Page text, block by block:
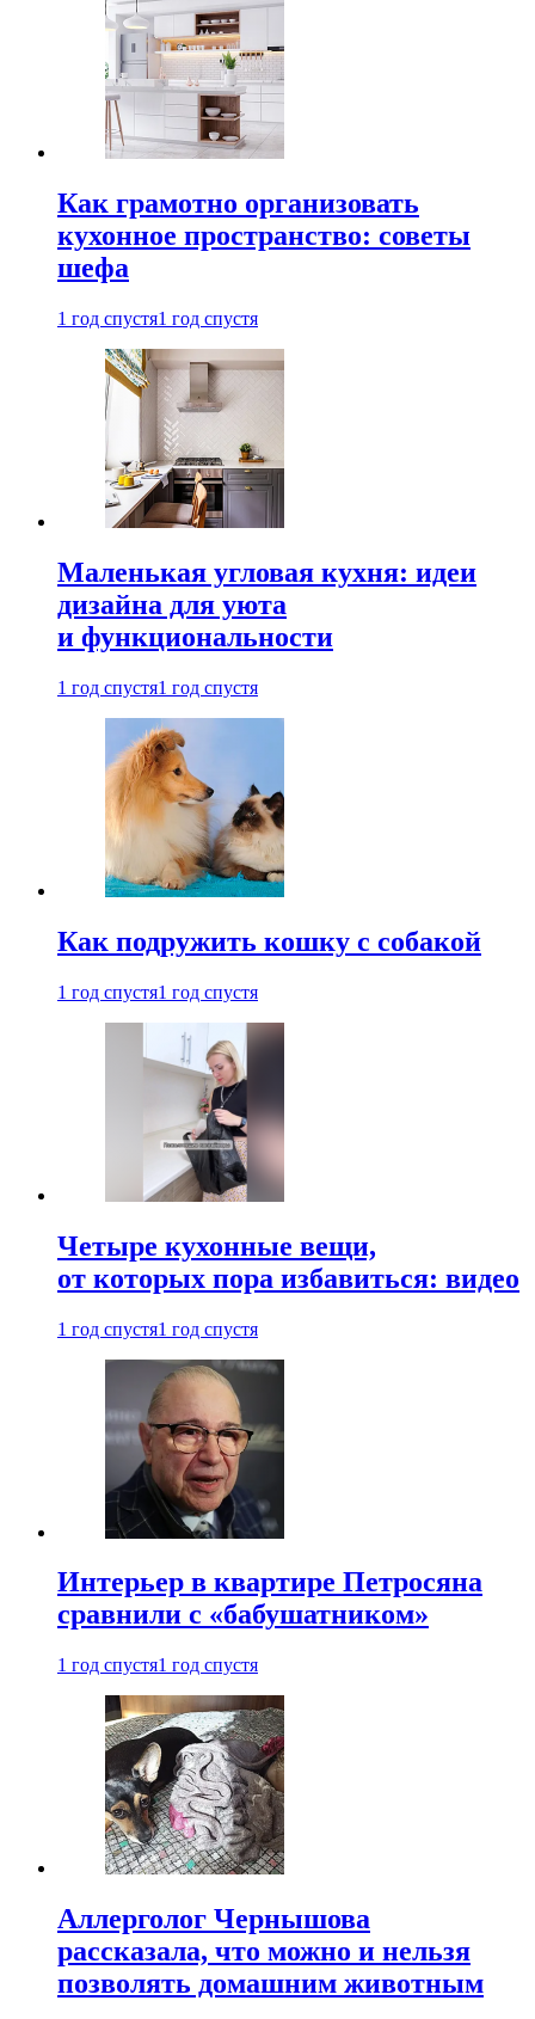
Как грамотно организовать
кухонное пространство: советы
шефа
1 год спустя1 год спустя
Маленькая угловая кухня: идеи
дизайна для уюта
и функциональности
1 год спустя1 год спустя
Как подружить кошку с собакой
1 год спустя1 год спустя
Четыре кухонные вещи,
от которых пора избавиться: видео
1 год спустя1 год спустя
Интерьер в квартире Петросяна
сравнили с «бабушатником»
1 год спустя1 год спустя
Аллерголог Чернышова
рассказала, что можно и нельзя
позволять домашним животным